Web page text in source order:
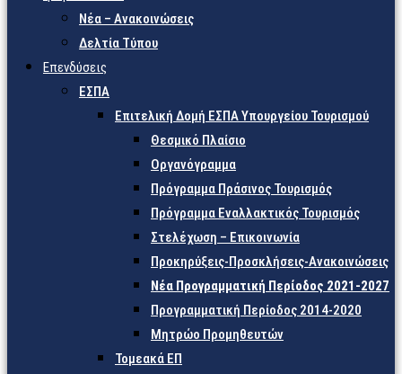
Νέα – Ανακοινώσεις
Δελτία Τύπου
Επενδύσεις
ΕΣΠΑ
Επιτελική Δομή ΕΣΠΑ Υπουργείου Τουρισμού
Θεσμικό Πλαίσιο
Οργανόγραμμα
Πρόγραμμα Πράσινος Τουρισμός
Πρόγραμμα Εναλλακτικός Τουρισμός
Στελέχωση – Επικοινωνία
Προκηρύξεις-Προσκλήσεις-Ανακοινώσεις
Νέα Προγραμματική Περίοδος 2021-2027
Προγραμματική Περίοδος 2014-2020
Μητρώο Προμηθευτών
Τομεακά ΕΠ